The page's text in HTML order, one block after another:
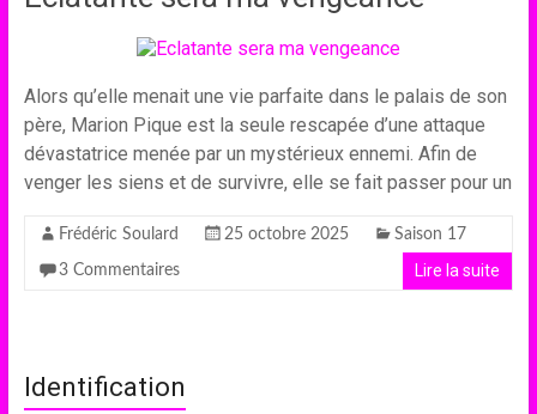
Alors qu’elle menait une vie parfaite dans le palais de son
père, Marion Pique est la seule rescapée d’une attaque
dévastatrice menée par un mystérieux ennemi. Afin de
venger les siens et de survivre, elle se fait passer pour un
Frédéric Soulard 25 octobre 2025 Saison 17
3 Commentaires Lire la suite
Identification